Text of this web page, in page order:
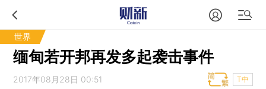
世界
缅甸若开邦再发多起袭击事件
2017年08月28日 00:51 T中